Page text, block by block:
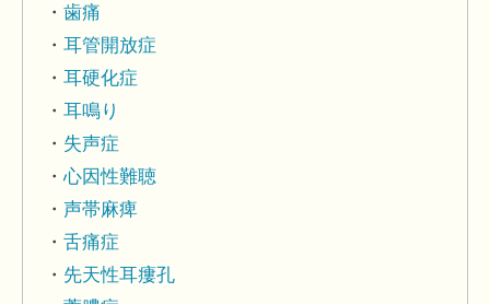
歯痛
耳管開放症
耳硬化症
耳鳴り
失声症
心因性難聴
声帯麻痺
舌痛症
先天性耳瘻孔